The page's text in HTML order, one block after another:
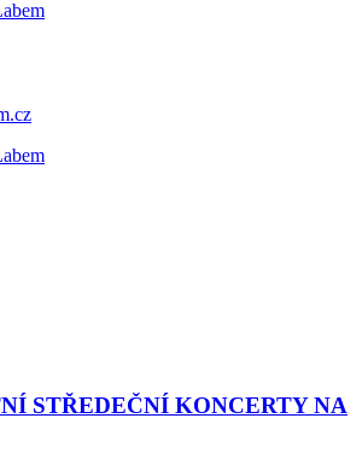
STŘEDEČNÍ KONCERTY NA